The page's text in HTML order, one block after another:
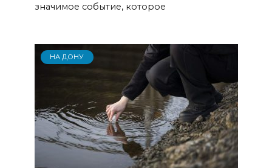
значимое событие, которое
НА ДОНУ